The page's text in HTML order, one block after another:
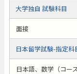
大学独自 試験科目
面接
日本留学試験-指定科
日本語、数学（コー